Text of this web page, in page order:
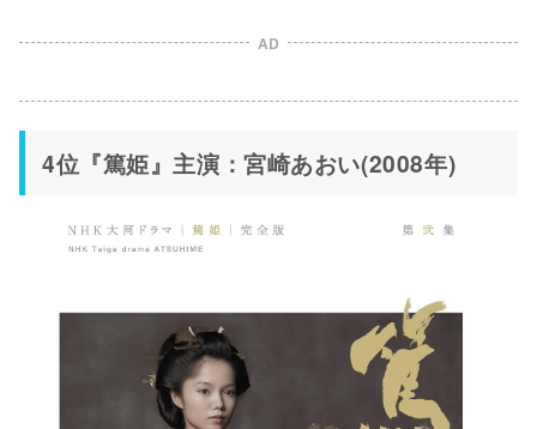
AD
4位『篤姫』主演：宮崎あおい(2008年)